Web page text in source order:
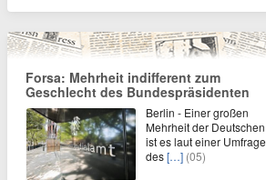
Forsa: Mehrheit indifferent zum
Geschlecht des Bundespräsidenten
Berlin - Einer großen
Mehrheit der Deutschen
ist es laut einer Umfrage
des[…] (05)